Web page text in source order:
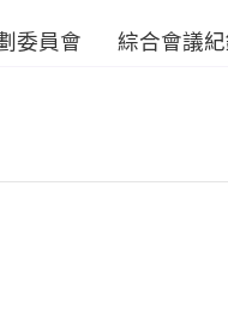
委員會 綜合會議